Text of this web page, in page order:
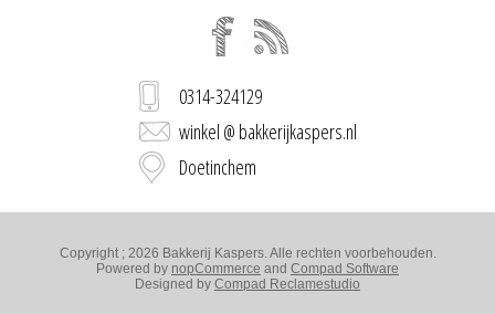
0314-324129
winkel @ bakkerijkaspers.nl
Doetinchem
Copyright ; 2026 Bakkerij Kaspers. Alle rechten voorbehouden.
Powered by nopCommerce and Compad Software
Designed by Compad Reclamestudio